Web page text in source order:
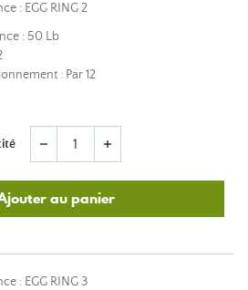
: EGG RING 2
: 50 Lb
: Par 12
remove add
au panier
: EGG RING 3